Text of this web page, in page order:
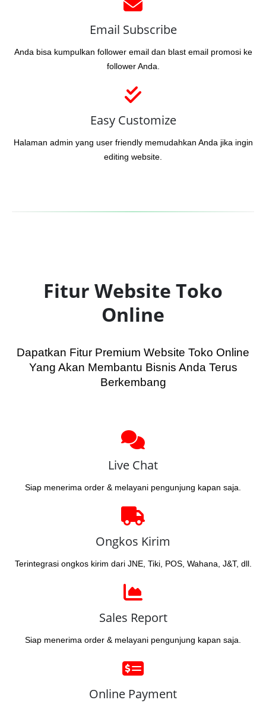
Email Subscribe
Anda bisa kumpulkan follower email dan blast email promosi ke
follower Anda.
Easy Customize
Halaman admin yang user friendly memudahkan Anda jika ingin
editing website.
Fitur Website Toko
Online
Dapatkan Fitur Premium Website Toko Online
Yang Akan Membantu Bisnis Anda Terus
Berkembang
Live Chat
Siap menerima order & melayani pengunjung kapan saja.
Ongkos Kirim
Terintegrasi ongkos kirim dari JNE, Tiki, POS, Wahana, J&T, dll.
Sales Report
Siap menerima order & melayani pengunjung kapan saja.
Online Payment